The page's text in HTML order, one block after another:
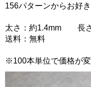
156パターンからお好
太さ：約1.4mm 長さ
送料：無料
※100本単位で価格が変